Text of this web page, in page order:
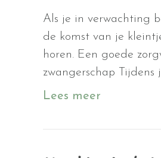
Als je in verwachting
de komst van je
horen. Een goede
zwangerschap
Lees meer